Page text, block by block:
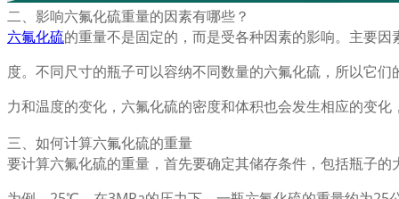
二、影响六氟化硫重量的因素有哪些？
六氟化硫的重量不是固定的，而是受各种因素的影响。主要
度。不同尺寸的瓶子可以容纳不同数量的六氟化硫，所以它
力和温度的变化，六氟化硫的密度和体积也会发生相应的变化
三、如何计算六氟化硫的重量
要计算六氟化硫的重量，首先要确定其储存条件，包括瓶子